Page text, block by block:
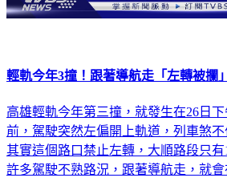
輕軌今年3撞！跟著導航走「左轉被攔
高雄輕軌今年第三撞，就發生在26日
前，駕駛突然左偏開上軌道，列車煞
其實這個路口禁止左轉，大順路段只
許多駕駛不熟路況，跟著導航走，就